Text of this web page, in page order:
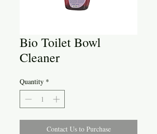
Bio Toilet Bowl
Cleaner
Quantity *
Contact Us to Purchase